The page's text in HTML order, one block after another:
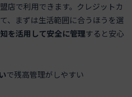
店で利用できます。クレジットカ
、まずは生活範囲に合うほうを選
を活用して安全に管理すると安心
で残高管理がしやすい